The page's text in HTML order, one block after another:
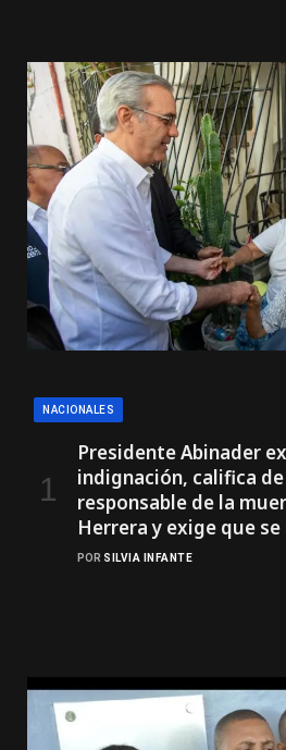
NACIONALES
Presidente Abinader
indignación, califica
responsable de la
Herrera y exige que
POR SILVIA INFANTE